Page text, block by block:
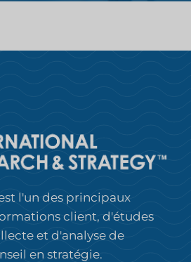
l'un des principaux
client, d'études
et d'analyse de
en stratégie.